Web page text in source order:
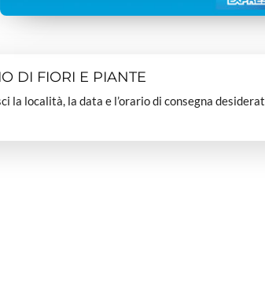
DI FIORI E PIANTE
la località, la data e l’orario di consegna